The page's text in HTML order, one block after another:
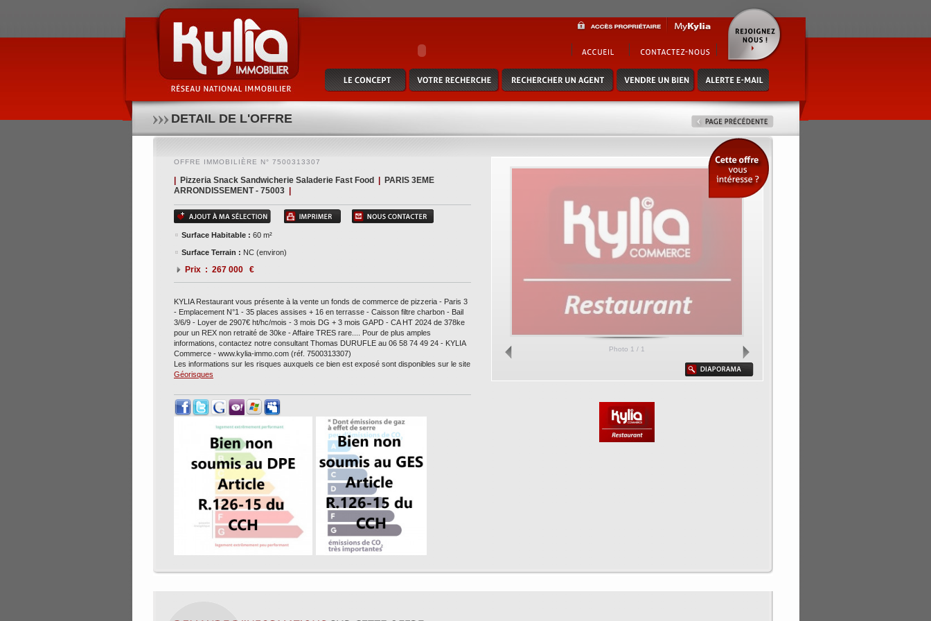
Kylia restaurant vous présente à la vente un fonds de commerce de pizzeria - paris 3 - emplacement n°1 - 35 places assises + 16 en terrasse - caisson filtre charbon - bail
3/6/9 - loyer de 2907€ ht/hc/mois - 3 mois dg + 3 mois gapd - ca ht 2024 de 378ke pour un rex non retraité de 30ke - affaire tres rare.... pour de plus amples informations,
contactez notre consultant thomas durufle au 06 58 74 49 24 - kylia commerce - www.kylia-immo.com (réf. 7500313307)
DETAIL DE L'OFFRE
OFFRE IMMOBILIÈRE N° 7500313307
Pizzeria Snack Sandwicherie Saladerie Fast Food
PARIS 3EME
ARRONDISSEMENT - 75003
Surface Habitable : 60 m²
Surface Terrain : NC (environ)
Prix : 267 000 €
KYLIA Restaurant vous présente à la vente un fonds de commerce de pizzeria - Paris 3
- Emplacement N°1 - 35 places assises + 16 en terrasse - Caisson filtre charbon - Bail
3/6/9 - Loyer de 2907€ ht/hc/mois - 3 mois DG + 3 mois GAPD - CA HT 2024 de 378ke
pour un REX non retraité de 30ke - Affaire TRES rare.... Pour de plus amples
informations, contactez notre consultant Thomas DURUFLE au 06 58 74 49 24 - KYLIA
Commerce - www.kylia-immo.com (réf. 7500313307)
Les informations sur les risques auxquels ce bien est exposé sont disponibles sur le site
Géorisques
Photo 1 / 1